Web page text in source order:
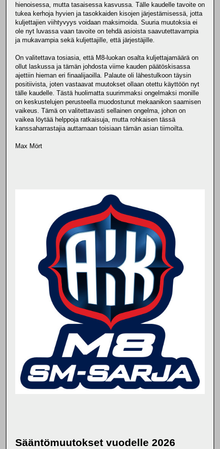
hienoisessa, mutta tasaisessa kasvussa. Tälle kaudelle tavoite on
tukea kerhoja hyvien ja tasokkaiden kisojen järjestämisessä, jotta
kuljettajien viihtyvyys voidaan maksimoida. Suuria muutoksia ei
ole nyt luvassa vaan tavoite on tehdä asioista saavutettavampia
ja mukavampia sekä kuljettajille, että järjestäjille.
On valitettava tosiasia, että M8-luokan osalta kuljettajamäärä on
ollut laskussa ja tämän johdosta viime kauden päätöskisassa
ajettiin hieman eri finaalijaoilla. Palaute oli lähestulkoon täysin
positiivista, joten vastaavat muutokset ollaan otettu käyttöön nyt
tälle kaudelle. Tästä huolimatta suurimmaksi ongelmaksi monille
on keskustelujen perusteella muodostunut mekaanikon saamisen
vaikeus. Tämä on valitettavasti sellainen ongelma, johon on
vaikea löytää helppoja ratkaisuja, mutta rohkaisen tässä
kanssaharrastajia auttamaan toisiaan tämän asian tiimoilta.
Max Mört
Sääntömuutokset vuodelle 2026